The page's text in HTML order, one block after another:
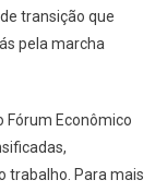
transição que
pela marcha
Fórum Econômico
trabalho. Para mais